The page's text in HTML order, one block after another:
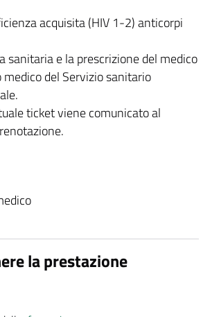
acquisita (HIV 1-2) anticorpi
sanitaria e la prescrizione del medico
del Servizio sanitario
ticket viene comunicato al
la prestazione